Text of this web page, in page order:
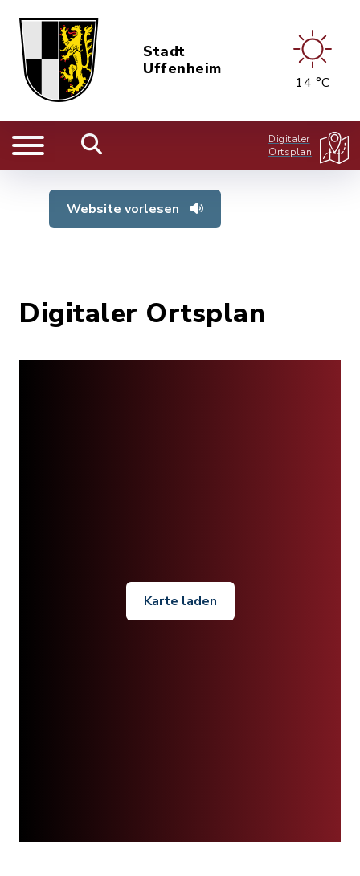
Stadt
Uffenheim
14 °C
Digitaler
Ortsplan
Website vorlesen
Digitaler Ortsplan
Karte laden